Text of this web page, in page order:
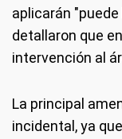
aplicarán
detallaron que
intervención al
La principal
incidental, ya